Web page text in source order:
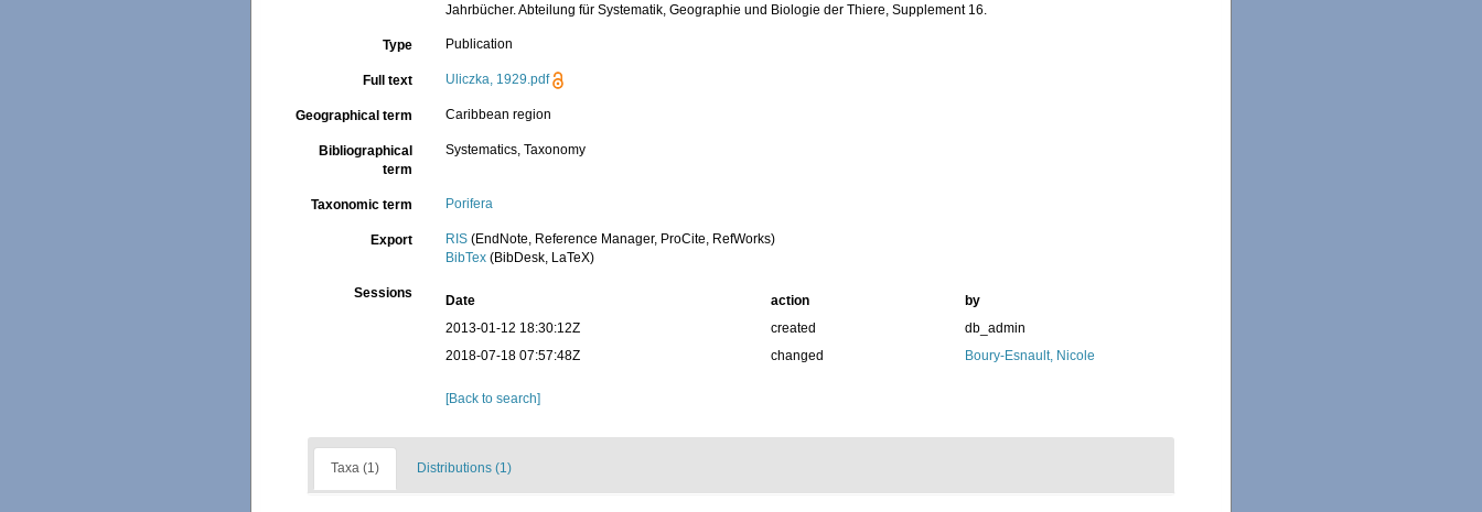
Jahrbücher. Abteilung für Systematik, Geographie und Biologie der Thiere, Supplement 16.
Type Publication
Full text Uliczka, 1929.pdf
Geographical term Caribbean region
Bibliographical
term
Systematics, Taxonomy
Taxonomic term Porifera
Export RIS (EndNote, Reference Manager, ProCite, RefWorks)
BibTex (BibDesk, LaTeX)
Sessions Date action
by
2013-01-12 18:30:12Z
created
db_admin
2018-07-18 07:57:48Z
changed Boury-Esnault, Nicole
[Back to search]
Taxa (1) Distributions (1)